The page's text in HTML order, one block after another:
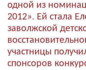
одной из
2012». Ей стала
заволжской
участницы
спонсоров